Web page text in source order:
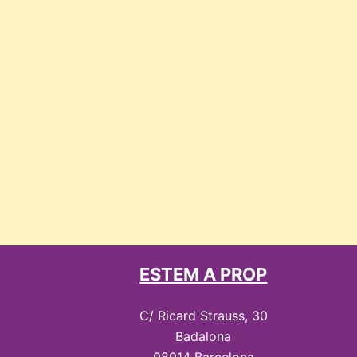
ESTEM A PROP
C/ Ricard Strauss, 30
Badalona